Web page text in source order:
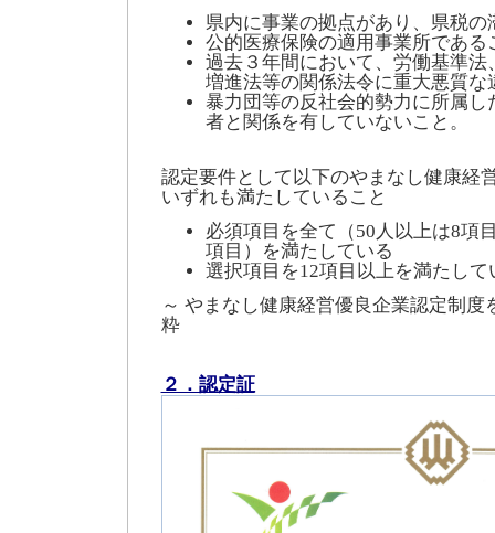
県内に事業の拠点があり、県税の
公的医療保険の適用事業所である
過去３年間において、労働基準
増進法等の関係法令に重大悪質
暴力団等の反社会的勢力に所属
者と関係を有していないこと。
認定要件として以下のやまなし健康経
いずれも満たしていること
必須項目を全て（50人以上は8項
項目）を満たしている
選択項目を12項目以上を満たして
～ やまなし健康経営優良企業認定制度
粋
２．認定証